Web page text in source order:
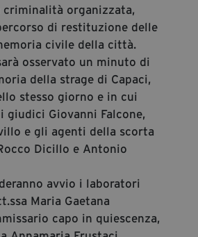
organizzata,
di restituzione delle
civile della città.
osservato un minuto di
della strage di Capaci,
stesso giorno e in cui
giudici Giovanni Falcone,
e gli agenti della scorta
Dicillo e Antonio
avvio i laboratori
Maria Gaetana
capo in quiescenza,